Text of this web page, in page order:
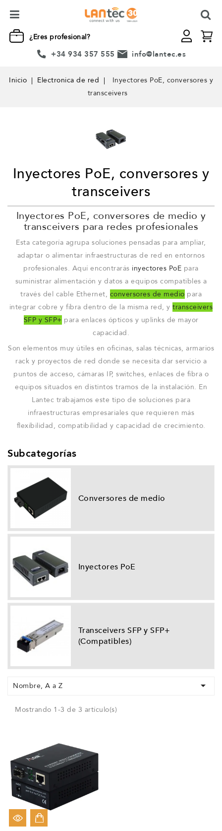
¿Eres profesional?
+34 934 357 555 info@lantec.es
Inicio Electronica de red
Inyectores PoE, conversores y
transceivers
Inyectores PoE, conversores y
transceivers
Inyectores PoE, conversores de medio y
transceivers para redes profesionales
Esta categoría agrupa soluciones pensadas para ampliar,
adaptar o alimentar infraestructuras de red en entornos
profesionales. Aquí encontrarás inyectores PoE para
suministrar alimentación y datos a equipos compatibles a
través del cable Ethernet, conversores de medio para
integrar cobre y fibra dentro de la misma red, ytransceivers
SFP y SFP+ para enlaces ópticos y uplinks de mayor
capacidad.
Son elementos muy útiles en oficinas, salas técnicas, armarios
rack y proyectos de red donde se necesita dar servicio a
puntos de acceso, cámaras IP, switches, enlaces de fibra o
equipos situados en distintos tramos de la instalación. En
Lantec trabajamos este tipo de soluciones para
infraestructuras empresariales que requieren más
flexibilidad, compatibilidad y capacidad de crecimiento.
Subcategorías
Conversores de medio
Inyectores PoE
Transceivers SFP y SFP+
(Compatibles)
Nombre, A a Z 
Mostrando 1-3 de 3 artículo(s)